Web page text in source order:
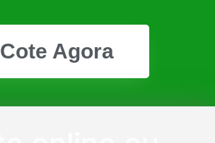
Cote Agora